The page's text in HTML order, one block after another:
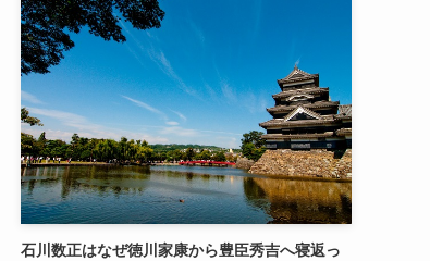
石川数正はなぜ徳川家康から豊臣秀吉へ寝返っ